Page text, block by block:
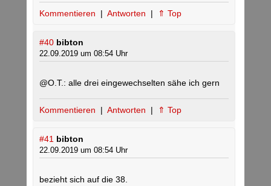
Kommentieren | Antworten | ⇑ Top
#40 bibton
22.09.2019 um 08:54 Uhr
@O.T.: alle drei eingewechselten sähe ich gern
Kommentieren | Antworten | ⇑ Top
#41 bibton
22.09.2019 um 08:54 Uhr
bezieht sich auf die 38.